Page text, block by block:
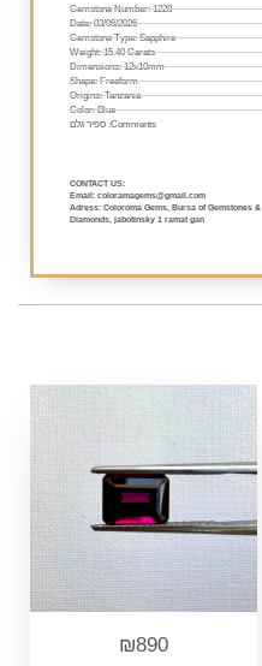
Gemstone Number: 1228
Date: 03/06/2026
Gemstone Type: Sapphire
Weight: 15.40 Carats
Dimensions: 12x10mm
Shape: Freeform
Origins: Tanzania
Color: Blue
Comments: ספיר גלם
:CONTACT US
Email: coloramagems@gmail.com
Adress: Coloroma Gems, Bursa of Gemstones &
Diamonds, jabotinsky 1 ramat gan
₪890